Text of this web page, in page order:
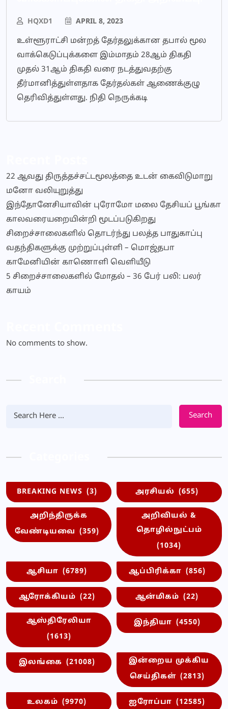
HQXD1 APRIL 8, 2023
உள்ளூராட்சி மன்றத் தேர்தலுக்கான தபால் மூல
வாக்கெடுப்புக்களை இம்மாதம் 28ஆம் திகதி
முதல் 31ஆம் திகதி வரை நடத்துவதற்கு
தீர்மானித்துள்ளதாக தேர்தல்கள் ஆணைக்குழு
தெரிவித்துள்ளது. நிதி நெருக்கடி
22 ஆவது திருத்தச்சட்டமூலத்தை உடன் கைவிடுமாறு
மனோ வலியுறுத்து
இந்தோனேசியாவின் புரோமோ மலை தேசியப் பூங்கா
காலவரையறையின்றி மூடப்படுகிறது
சிறைச்சாலைகளில் தொடர்ந்து பலத்த பாதுகாப்பு
வதந்திகளுக்கு முற்றுப்புள்ளி – மொஜ்தபா
காமேனியின் காணொளி வெளியீடு
5 சிறைச்சாலைகளில் மோதல் – 36 பேர் பலி: பலர்
காயம்
No comments to show.
Search
BREAKING NEWS (3) அரசியல் (655)
அறிந்திருக்க
வேண்டியவை (359)
அறிவியல் &
தொழில்நுட்பம்
(1034)
ஆசியா (6789) ஆப்பிரிக்கா (856)
ஆரோக்கியம் (22) ஆன்மிகம் (22)
ஆஸ்திரேலியா
(1613)
இந்தியா (4550)
இலங்கை (21008)
இன்றைய முக்கிய
செய்திகள் (2813)
உலகம் (9970) ஐரோப்பா (12585)